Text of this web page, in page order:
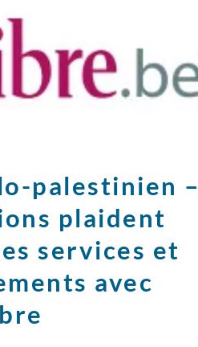
palestinien –
plaident
services et
avec